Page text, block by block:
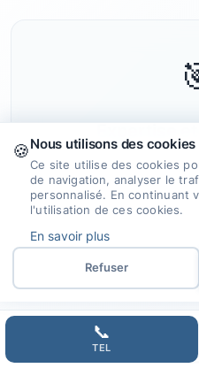
Nous mettons à
et nos
internet qui
le
📞
TEL
🍪Nous utilisons des cookies
Ce site utilise des cookies
de navigation, analyser le
personnalisé. En continuant
l'utilisation de ces cookies.
En savoir plus
Refuser